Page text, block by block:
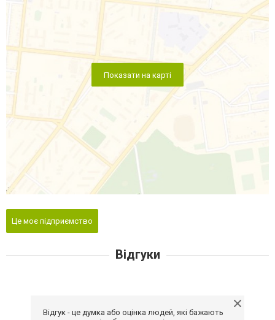
Показати на карті
Це моє підприємство
Відгуки
Відгук - це думка або оцінка людей, які бажають